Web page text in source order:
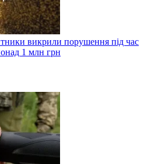
викрили порушення під час
1 млн грн